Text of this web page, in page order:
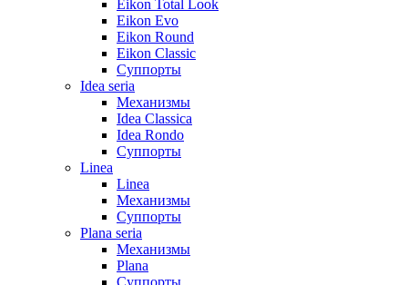
Eikon Total Look
Eikon Evo
Eikon Round
Eikon Classic
Суппорты
Idea seria
Механизмы
Idea Classica
Idea Rondo
Суппорты
Linea
Linea
Механизмы
Суппорты
Plana seria
Механизмы
Plana
Суппорты